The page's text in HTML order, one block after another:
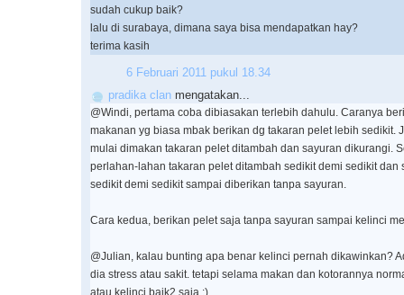
sudah cukup baik?
lalu di surabaya, dimana saya bisa mendapatkan hay?
terima kasih
6 Februari 2011 pukul 18.34
pradika clan mengatakan...
@Windi, pertama coba dibiasakan terlebih dahulu. Caranya
makanan yg biasa mbak berikan dg takaran pelet lebih sedikit.
mulai dimakan takaran pelet ditambah dan sayuran dikurangi.
perlahan-lahan takaran pelet ditambah sedikit demi sedikit dan
sedikit demi sedikit sampai diberikan tanpa sayuran.
Cara kedua, berikan pelet saja tanpa sayuran sampai kelinci
@Julian, kalau bunting apa benar kelinci pernah dikawinkan?
dia stress atau sakit. tetapi selama makan dan kotorannya
atau kelinci baik2 saja :)